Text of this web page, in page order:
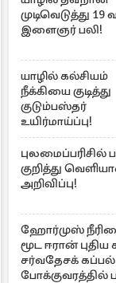
முடிவெடுத்து 19
இளைஞர் பலி!
யாழில் கல்சியம்
நீக்கியை குடித்து
குடும்பஸ்தர்
உயிர்மாய்ப்பு!
புலமைப்பரிசில்
குறித்து
அறிவிப்பு!
ஹோர்முஸ்
மூட ஈரான் புதிய
சர்வதேசக் கப்பல்
போக்குவரத்தில்